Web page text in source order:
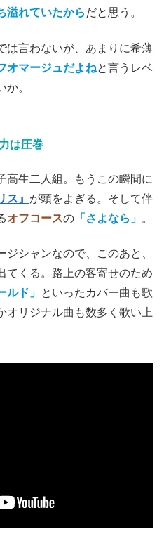
溢れていたからだと思う。
は言わないが、あまりに希薄
オマージュだよねと言うレベ
。
は圧巻
高生二人組。もうこの瞬間に
ス』 が頭をよぎる。そして伴
オフコースの 「さよなら」 。
シャンなので、このあと、
てくる。路上の客寄せのため
ルド」 といったカバー曲も歌
オリジナル曲も数多く歌い上